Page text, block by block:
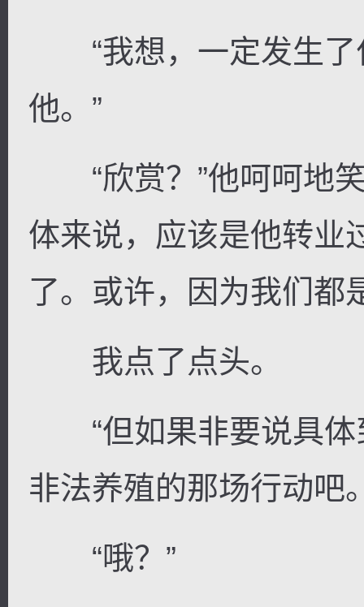
“我想，一定发生了
他。”
“欣赏？”他呵呵地笑
体来说，应该是他转业
了。或许，因为我们都
我点了点头。
“但如果非要说具体
非法养殖的那场行动吧
“哦？”